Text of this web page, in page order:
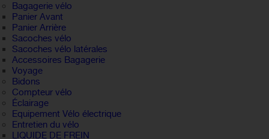
Bagagerie vélo
Panier Avant
Panier Arrière
Sacoches vélo
Sacoches vélo latérales
Accessoires Bagagerie
Voyage
Bidons
Compteur vélo
Éclairage
Equipement Vélo électrique
Entretien du vélo
LIQUIDE DE FREIN